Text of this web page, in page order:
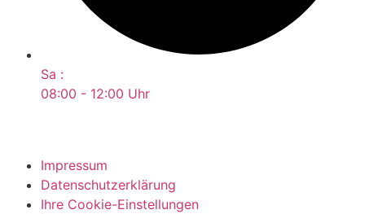
Sa :
08:00 - 12:00 Uhr
Impressum
Datenschutzerklärung
Ihre Cookie-Einstellungen